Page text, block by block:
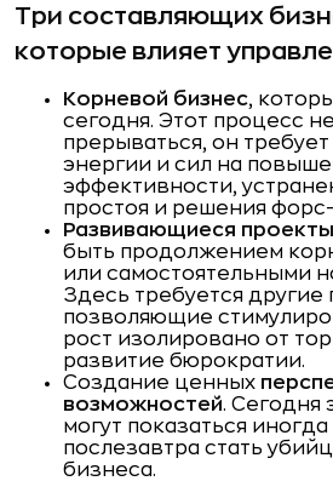
Три составляющих
которые влияет
Корневой бизнес,
сегодня. Этот процесс
прерываться, он
энергии и сил на
эффективности,
простоя и решения
Развивающиеся проекты
быть продолжением
или самостоятельными
Здесь требуется другие
позволяющие
рост изолировано от
развитие бюрократии.
Создание ценных
возможностей. Сегодня
могут показаться
послезавтра стать
бизнеса.